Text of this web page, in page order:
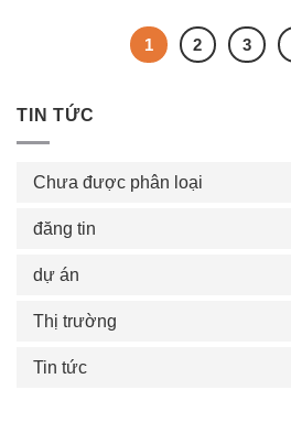
TIN TỨC
Chưa được phân loại
đăng tin
dự án
Thị trường
Tin tức
1 2 3